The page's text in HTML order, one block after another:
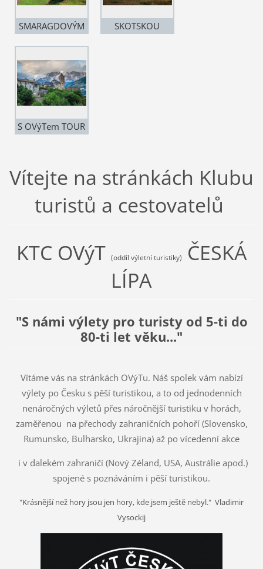
SMARAGDOVÝM
8.-16.8.2026
SKOTSKOU
S OVýTem TOUR
Vítejte na stránkách Klubu
turistů a cestovatelů
KTC OVýT (oddíl výletní turistiky)
ČESKÁ
LÍPA
"S námi výlety pro turisty od 5-ti do
80-ti let věku..."
Vítáme vás na stránkách OVýTu. Náš spolek vám nabízí
výlety po Česku s pěší turistikou, a to od jednodenních
nenáročných výletů přes náročnější turistiku v horách,
zaměřenou na přechody zahraničních pohoří (Slovensko,
Rumunsko, Bulharsko, Ukrajina) až po vícedenní akce
i v dalekém zahraničí (Nový Zéland, USA, Austrálie apod.)
spojené s poznáváním i pěší turistikou.
"Krásnější než hory jsou jen hory, kde jsem ještě nebyl." Vladimir
Vysockij